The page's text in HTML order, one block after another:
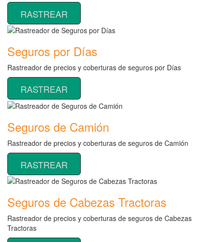
RASTREAR
Seguros por Días
Rastreador de precios y coberturas de seguros por Días
RASTREAR
Seguros de Camión
Rastreador de precios y coberturas de seguros de Camión
RASTREAR
Seguros de Cabezas Tractoras
Rastreador de precios y coberturas de seguros de Cabezas
Tractoras